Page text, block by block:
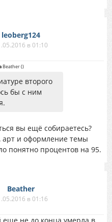
leoberg124
в 01:10
Beather()
второго
бы с ним
вы ещё собираетесь?
арт и оформление темы
понятно процентов на 95.
Beather
в 01:16